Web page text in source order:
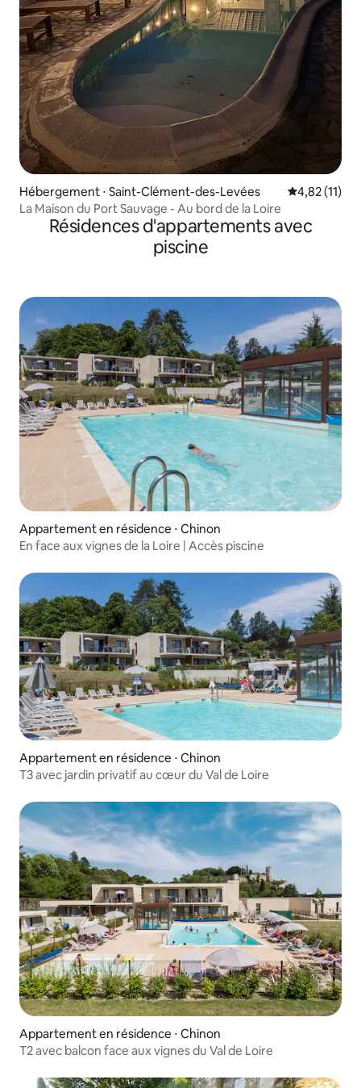
Hébergement ⋅ Saint-Clément-des-Levées Évaluation
4,82 (11)
La Maison du Port Sauvage - Au bord de la Loire
Résidences d'appartements avec
piscine
Appartement en résidence ⋅ Chinon
En face aux vignes de la Loire | Accès piscine
Appartement en résidence ⋅ Chinon
T3 avec jardin privatif au cœur du Val de Loire
Appartement en résidence ⋅ Chinon
T2 avec balcon face aux vignes du Val de Loire